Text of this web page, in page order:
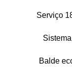
Serviço
Balde